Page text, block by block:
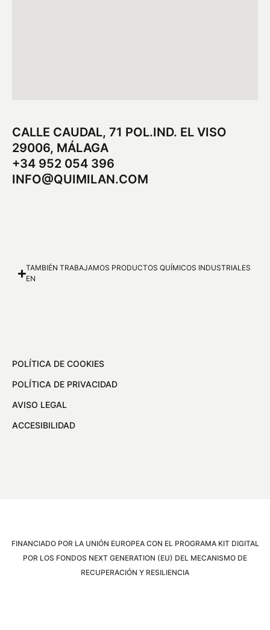
CALLE CAUDAL, 71 POL.IND. EL VISO
29006, MÁLAGA
+34 952 054 396
INFO@QUIMILAN.COM
TAMBIÉN TRABAJAMOS PRODUCTOS QUÍMICOS INDUSTRIALES
EN
POLÍTICA DE COOKIES
POLÍTICA DE PRIVACIDAD
AVISO LEGAL
ACCESIBILIDAD
FINANCIADO POR LA UNIÓN EUROPEA CON EL PROGRAMA KIT DIGITAL
POR LOS FONDOS NEXT GENERATION (EU) DEL MECANISMO DE
RECUPERACIÓN Y RESILIENCIA